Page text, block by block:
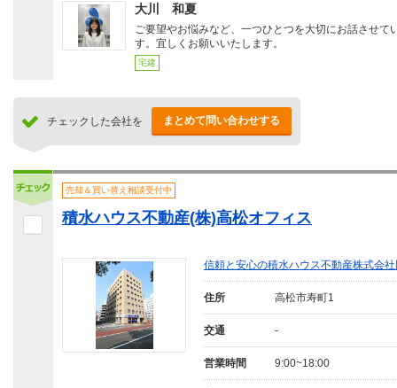
大川 和夏
ご要望やお悩みなど、一つひとつを大切にお話させて
す。宜しくお願いいたします。
宅建
チェックした会社を まとめて問い合わせする
売却＆買い替え相談受付中
積水ハウス不動産(株)高松オフィス
信頼と安心の積水ハウス不動産株式会
住所 高松市寿町1
交通 -
営業時間 9:00~18:00